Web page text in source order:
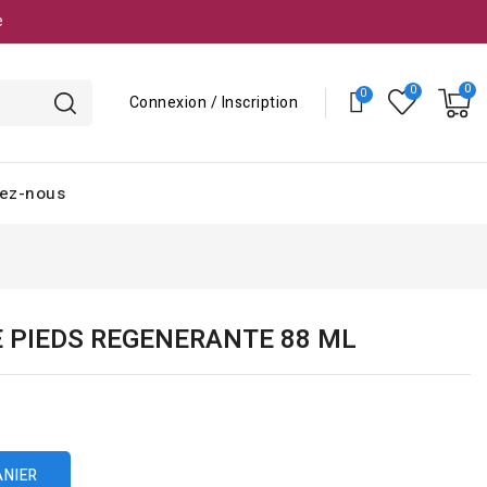
Connexion / Inscription
nous
PIEDS REGENERANTE 88 ML